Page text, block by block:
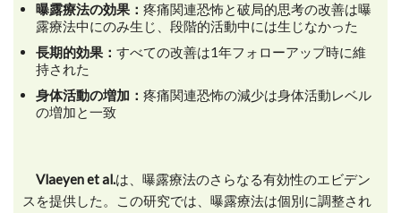
曝露療法の効果： 疼痛関連恐怖と破局的思考の改善は曝
露療法中にのみ生じ、段階的活動中には生じなかった
長期的効果： すべての改善は1年フォローアップ時に維
持された
身体活動の増加： 疼痛関連恐怖の減少は身体活動レベル
の増加と一致
Vlaeyen et al.は、曝露療法のさらなる有効性のエビデン
スを提供した。この研究では、曝露療法は個別に調整され